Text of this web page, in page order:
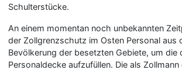
Schulterstücke.
An einem momentan noch unbekannten
der Zollgrenzschutz im Osten Personal aus
Bevölkerung der besetzten Gebiete, um die
Personaldecke aufzufüllen. Die als Zollmann